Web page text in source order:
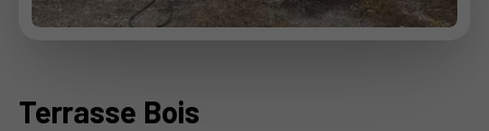
Terrasse Bois